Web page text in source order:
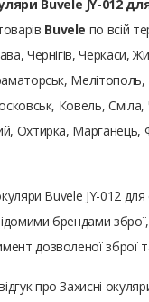
Buvele JY-012
Buvele по всій
Чернігів, Черкаси,
Ковель,
Охтирка,
окуляри Buvele JY-012
брендами
дозволеної зброї
про Захисні